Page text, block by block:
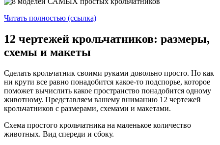
Читать полностью (ссылка)
12 чертежей крольчатников: размеры,
схемы и макеты
Сделать крольчатник своими руками довольно просто. Но как
ни крути все равно понадобится какое-то подспорье, которое
поможет вычислить какое пространство понадобится одному
животному. Представляем вашему вниманию 12 чертежей
крольчатников с размерами, схемами и макетами.
Схема простого крольчатника на маленькое количество
животных. Вид спереди и сбоку.